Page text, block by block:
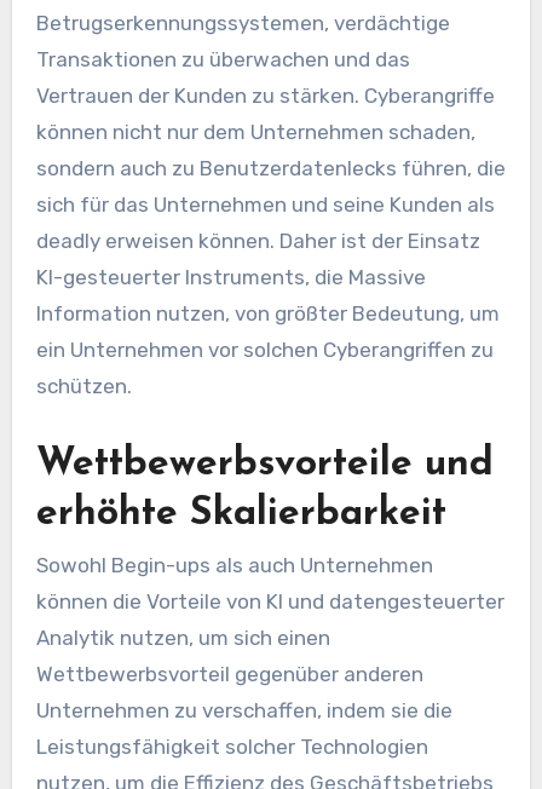
Betrugserkennungssystemen, verdächtige
Transaktionen zu überwachen und das
Vertrauen der Kunden zu stärken. Cyberangriffe
können nicht nur dem Unternehmen schaden,
sondern auch zu Benutzerdatenlecks führen, die
sich für das Unternehmen und seine Kunden als
deadly erweisen können. Daher ist der Einsatz
KI-gesteuerter Instruments, die Massive
Information nutzen, von größter Bedeutung, um
ein Unternehmen vor solchen Cyberangriffen zu
schützen.
Wettbewerbsvorteile und
erhöhte Skalierbarkeit
Sowohl Begin-ups als auch Unternehmen
können die Vorteile von KI und datengesteuerter
Analytik nutzen, um sich einen
Wettbewerbsvorteil gegenüber anderen
Unternehmen zu verschaffen, indem sie die
Leistungsfähigkeit solcher Technologien
nutzen, um die Effizienz des Geschäftsbetriebs